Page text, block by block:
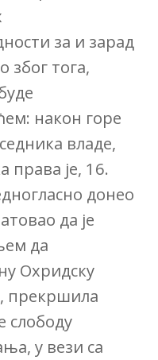
за и зарад
због тога,
након горе
владе,
права је, 16.
донео
да је
да
Охридску
прекршила
слободу
у вези са